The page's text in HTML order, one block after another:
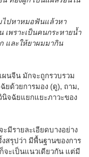
ไปหาหมอฟันแล้วหา
เพราะเป็นคนกระหายน้ำ
และให้ยาผมมากิน
นจีน มักจะถูกรวบรวม
ยด้วยการมอง (ดู), ถาม,
จฉัยแยกแยะภาวะของ
มีรายละเอียดบางอย่าง
สรุปว่า มีพื้นฐานของการ
จะเป็นแนวเดียวกัน แต่มี